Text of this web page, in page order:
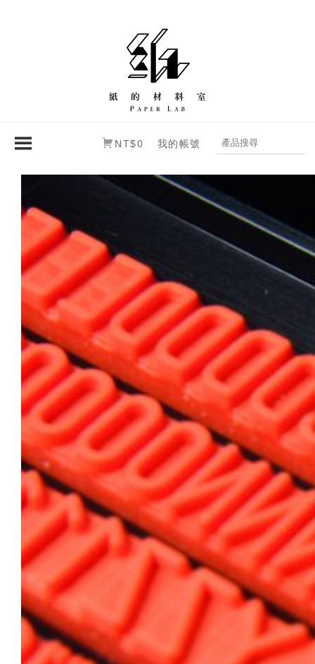
NT$0 我的帳號